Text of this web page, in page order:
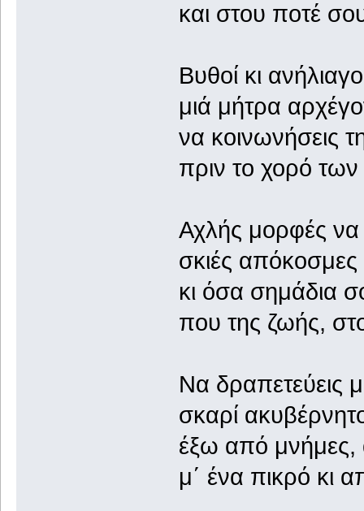
και στου ποτέ
Βυθοί κι
μιά μήτρα
να κοινωνήσεις
πριν το χορό
Αχλής μορφές
σκιές απόκοσμες
κι όσα σημάδια
που της ζωής,
Να δραπετεύεις
σκαρί
έξω από μνήμες,
μ΄ ένα πικρό κι